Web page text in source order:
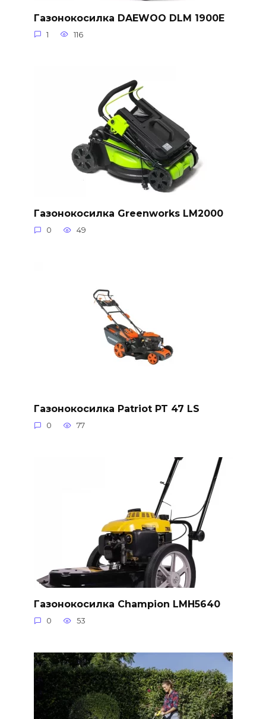
Газонокосилка DAEWOO DLM 1900E
1 116
Газонокосилка Greenworks LM2000
0 49
Газонокосилка Patriot PT 47 LS
0 77
Газонокосилка Champion LMH5640
0 53